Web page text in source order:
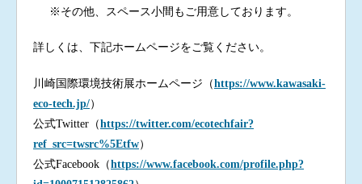
※その他、スペース小間もご用意しております。
詳しくは、下記ホームページをご覧ください。
川崎国際環境技術展ホームページ（https://www.kawasaki-
eco-tech.jp/）
公式Twitter（https://twitter.com/ecotechfair?
ref_src=twsrc%5Etfw）
公式Facebook（https://www.facebook.com/profile.php?